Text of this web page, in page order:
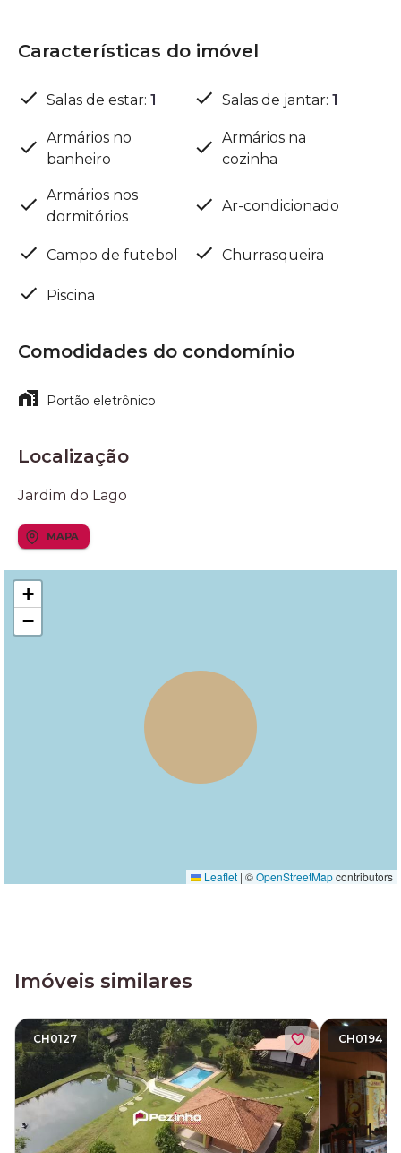
Características do imóvel
Salas de estar: 1 Salas de jantar: 1
Armários no
banheiro
Armários na
cozinha
Armários nos
dormitórios
Ar-condicionado
Campo de futebol Churrasqueira
Piscina
Comodidades do condomínio
Portão eletrônico
Localização
Jardim do Lago
MAPA
+
−
Leaflet | ©OpenStreetMapcontributors
Imóveis similares
CH0127 CH0194